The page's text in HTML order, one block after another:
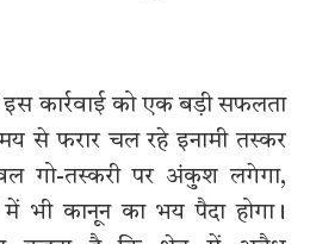
इस कार्रवाई को एक बड़ी सफलता
से फरार चल रहे इनामी तस्कर
गो-तस्करी पर अंकुश लगेगा,
भी कानून का भय पैदा होगा।